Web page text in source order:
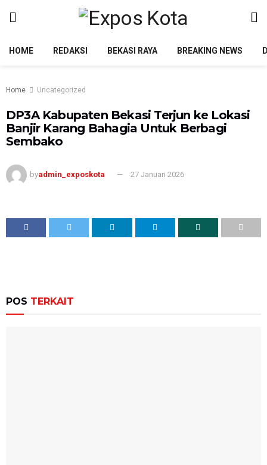
HOME REDAKSI BEKASI RAYA BREAKING NEWS
Home Uncategorized
DP3A Kabupaten Bekasi Terjun ke Lokasi
Banjir Karang Bahagia Untuk Berbagi
Sembako
byadmin_exposkota 27 Januari 2026
POS TERKAIT